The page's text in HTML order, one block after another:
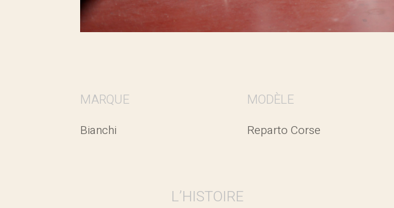
MARQUE
Bianchi
MODÈLE
Reparto Corse
L’HISTOIRE